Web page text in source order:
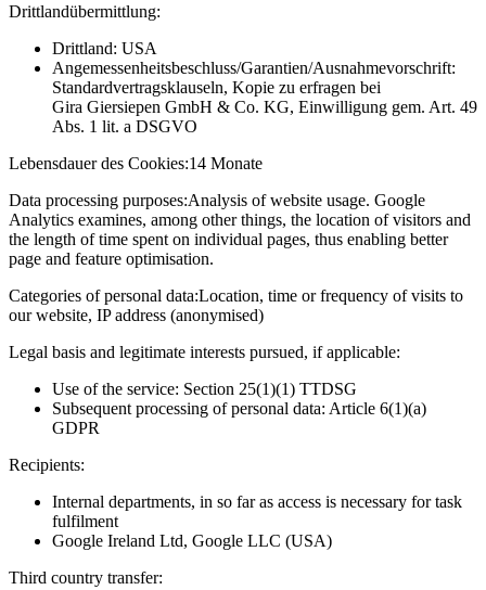
Drittlandübermittlung:
Drittland: USA
Angemessenheitsbeschluss/Garantien/Ausnahmevorschrift:
Standardvertragsklauseln, Kopie zu erfragen bei
Gira Giersiepen GmbH & Co. KG, Einwilligung gem. Art. 49
Abs. 1 lit. a DSGVO
Lebensdauer des Cookies:14 Monate
Data processing purposes:Analysis of website usage. Google
Analytics examines, among other things, the location of visitors and
the length of time spent on individual pages, thus enabling better
page and feature optimisation.
Categories of personal data:Location, time or frequency of visits to
our website, IP address (anonymised)
Legal basis and legitimate interests pursued, if applicable:
Use of the service: Section 25(1)(1) TTDSG
Subsequent processing of personal data: Article 6(1)(a)
GDPR
Recipients:
Internal departments, in so far as access is necessary for task
fulfilment
Google Ireland Ltd, Google LLC (USA)
Third country transfer: